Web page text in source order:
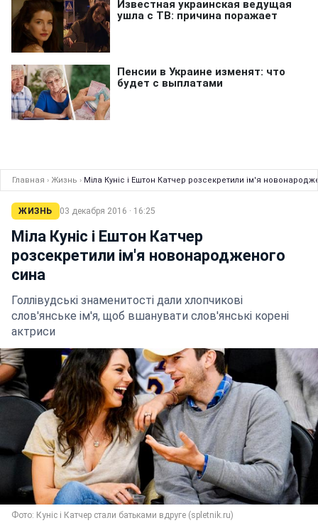
Главная › Жизнь › Міла Куніс і Ештон Катчер розсекретили ім'я
ЖИЗНЬ 03 декабря 2016 · 16:25
Міла Куніс і Ештон Катчер
розсекретили ім'я новонародженого
сина
Голлівудські знаменитості дали хлопчикові
слов'янське ім'я, щоб вшанувати слов'янські корені
актриси
Фото: Куніс і Катчер стали батьками вдруге (spletnik.ru)